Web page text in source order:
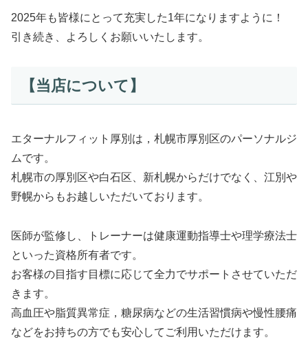
2025年も皆様にとって充実した1年になりますように！
引き続き、よろしくお願いいたします。
【当店について】
エターナルフィット厚別は，札幌市厚別区のパーソナルジ
ムです。
札幌市の厚別区や白石区、新札幌からだけでなく、江別や
野幌からもお越しいただいております。
医師が監修し、トレーナーは健康運動指導士や理学療法士
といった資格所有者です。
お客様の目指す目標に応じて全力でサポートさせていただ
きます。
高血圧や脂質異常症，糖尿病などの生活習慣病や慢性腰痛
などをお持ちの方でも安心してご利用いただけます。